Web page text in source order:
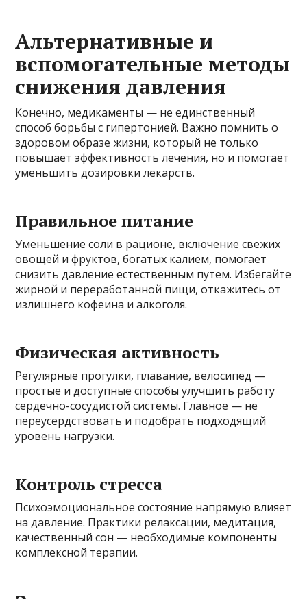
Альтернативные и
вспомогательные методы
снижения давления
Конечно, медикаменты — не единственный
способ борьбы с гипертонией. Важно помнить о
здоровом образе жизни, который не только
повышает эффективность лечения, но и помогает
уменьшить дозировки лекарств.
Правильное питание
Уменьшение соли в рационе, включение свежих
овощей и фруктов, богатых калием, помогает
снизить давление естественным путем. Избегайте
жирной и переработанной пищи, откажитесь от
излишнего кофеина и алкоголя.
Физическая активность
Регулярные прогулки, плавание, велосипед —
простые и доступные способы улучшить работу
сердечно-сосудистой системы. Главное — не
переусердствовать и подобрать подходящий
уровень нагрузки.
Контроль стресса
Психоэмоциональное состояние напрямую влияет
на давление. Практики релаксации, медитация,
качественный сон — необходимые компоненты
комплексной терапии.